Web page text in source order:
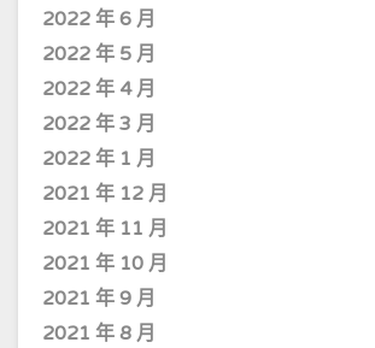
2022 年 6 月
2022 年 5 月
2022 年 4 月
2022 年 3 月
2022 年 1 月
2021 年 12 月
2021 年 11 月
2021 年 10 月
2021 年 9 月
2021 年 8 月